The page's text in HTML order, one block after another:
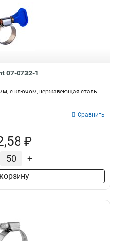
07-0732-1
с ключом, нержавеющая сталь
Сравнить
₽
+